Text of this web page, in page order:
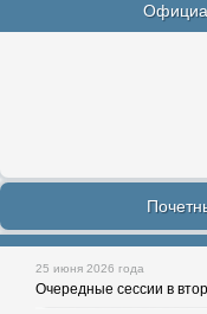
25 июня 2026 года
Очередные сессии в